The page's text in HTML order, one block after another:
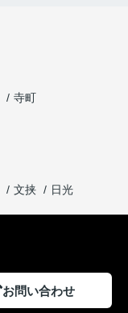
寺町
文挟 日光
お問い合わせ